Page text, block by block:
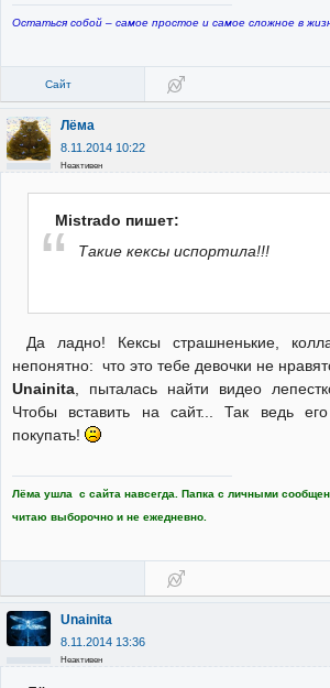
Остаться собой – самое простое и самое сложное в
Сайт
Лёма
8.11.2014 10:22
Неактивен
Mistrado пишет:
Такие кексы испортила!!!
Да ладно! Кексы страшненькие,
непонятно: что это тебе девочки не
Unainita, пыталась найти видео
Чтобы вставить на сайт... Так ведь
покупать!
Лёма ушла с сайта навсегда. Папка с личными
читаю выборочно и не ежедневно.
Unainita
8.11.2014 13:36
Неактивен